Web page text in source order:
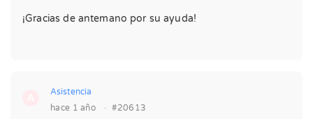
¡Gracias de antemano por su ayuda!
Asistencia
hace 1 año
· #20613